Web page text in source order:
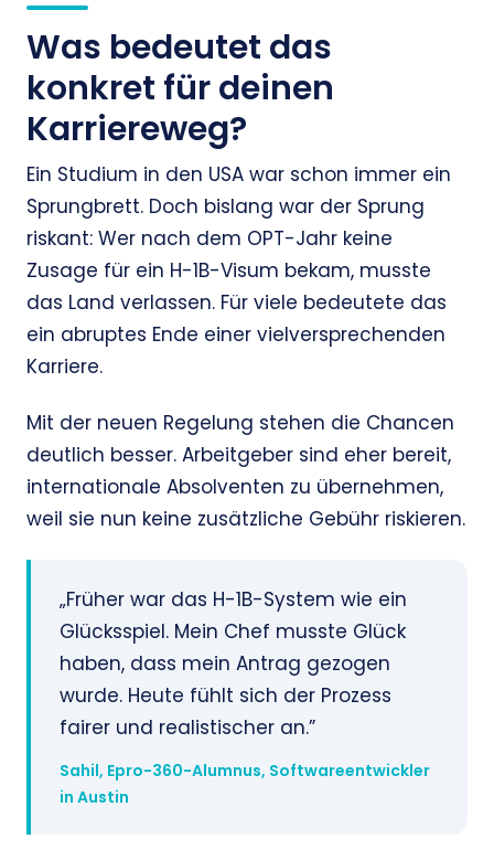
Was bedeutet das
konkret für deinen
Karriereweg?
Ein Studium in den USA war schon immer ein
Sprungbrett. Doch bislang war der Sprung
riskant: Wer nach dem OPT-Jahr keine
Zusage für ein H-1B-Visum bekam, musste
das Land verlassen. Für viele bedeutete das
ein abruptes Ende einer vielversprechenden
Karriere.
Mit der neuen Regelung stehen die Chancen
deutlich besser. Arbeitgeber sind eher bereit,
internationale Absolventen zu übernehmen,
weil sie nun keine zusätzliche Gebühr riskieren.
„Früher war das H-1B-System wie ein
Glücksspiel. Mein Chef musste Glück
haben, dass mein Antrag gezogen
wurde. Heute fühlt sich der Prozess
fairer und realistischer an.”
Sahil, Epro-360-Alumnus, Softwareentwickler
in Austin